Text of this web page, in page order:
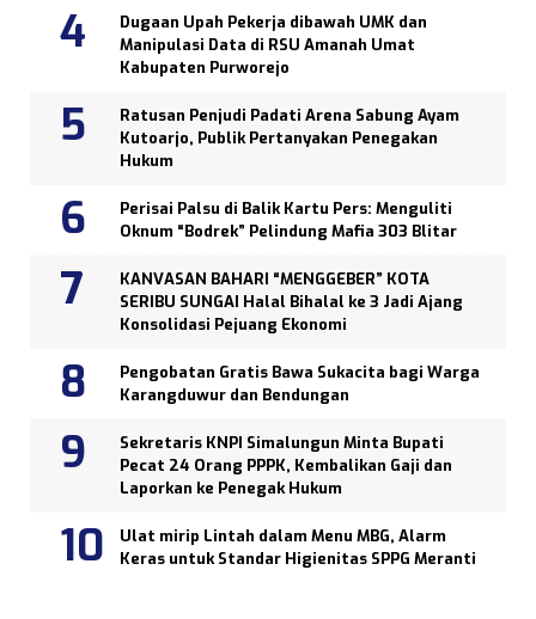
Dugaan Upah Pekerja dibawah UMK dan
Manipulasi Data di RSU Amanah Umat
Kabupaten Purworejo
Ratusan Penjudi Padati Arena Sabung Ayam
Kutoarjo, Publik Pertanyakan Penegakan
Hukum
Perisai Palsu di Balik Kartu Pers: Menguliti
Oknum “Bodrek” Pelindung Mafia 303 Blitar
KANVASAN BAHARI “MENGGEBER” KOTA
SERIBU SUNGAI Halal Bihalal ke 3 Jadi Ajang
Konsolidasi Pejuang Ekonomi
Pengobatan Gratis Bawa Sukacita bagi Warga
Karangduwur dan Bendungan
Sekretaris KNPI Simalungun Minta Bupati
Pecat 24 Orang PPPK, Kembalikan Gaji dan
Laporkan ke Penegak Hukum
Ulat mirip Lintah dalam Menu MBG, Alarm
Keras untuk Standar Higienitas SPPG Meranti